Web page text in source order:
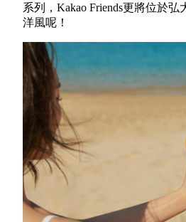
系列，Kakao Friends更將位於
洋風呢！